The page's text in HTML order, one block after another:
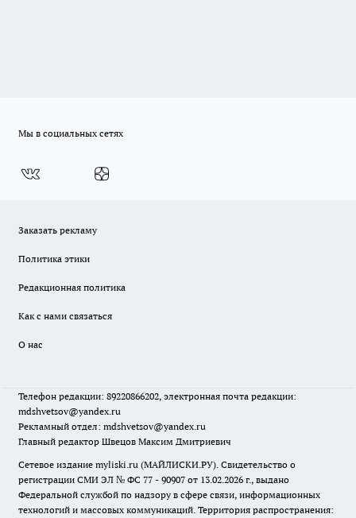
Мы в социальных сетях
Заказать рекламу
Политика этики
Редакционная политика
Как с нами связаться
О нас
Телефон редакции: 89220866202, электронная почта редакции:
mdshvetsov@yandex.ru
Рекламный отдел: mdshvetsov@yandex.ru
Главный редактор Швецов Максим Дмитриевич
Сетевое издание myliski.ru (МАЙЛИСКИ.РУ). Свидетельство о
регистрации СМИ ЭЛ № ФС 77 - 90907 от 13.02.2026 г., выдано
Федеральной службой по надзору в сфере связи, информационных
технологий и массовых коммуникаций. Территория распространения: